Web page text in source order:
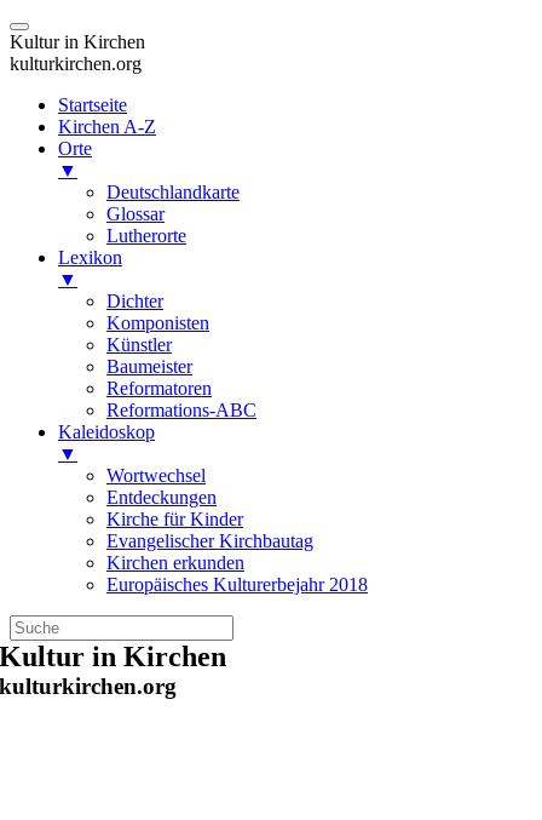
Kultur in Kirchen
kulturkirchen.org
Startseite
Kirchen A-Z
Orte
▼
Deutschlandkarte
Glossar
Lutherorte
Lexikon
▼
Dichter
Komponisten
Künstler
Baumeister
Reformatoren
Reformations-ABC
Kaleidoskop
▼
Wortwechsel
Entdeckungen
Kirche für Kinder
Evangelischer Kirchbautag
Kirchen erkunden
Europäisches Kulturerbejahr 2018
Zum
Inhalt
springen
Kultur in Kirchen
kulturkirchen.org